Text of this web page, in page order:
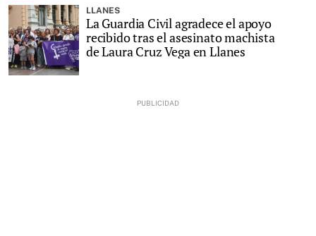
LLANES
La Guardia Civil agradece el apoyo
recibido tras el asesinato machista
de Laura Cruz Vega en Llanes